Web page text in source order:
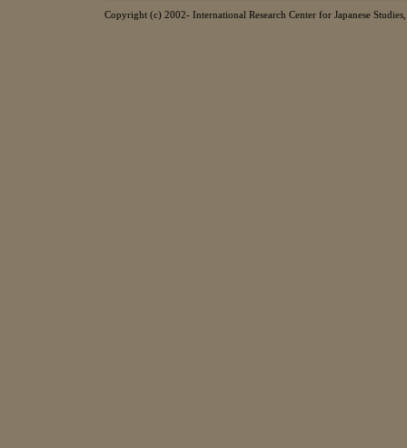
Copyright (c) 2002- International Research Center for Japanese